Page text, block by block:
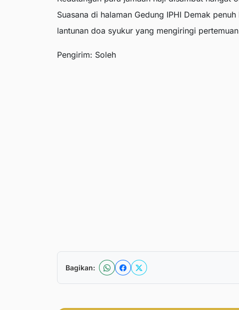
Suasana di halaman Gedung IPHI Demak
lantunan doa syukur yang mengiringi
Pengirim: Soleh
Bagikan: